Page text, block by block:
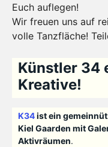
Euch auflegen!
Wir freuen uns auf
volle Tanzfläche!
Künstler 34
Kreative!
K34ist ein
Kiel Gaarden mit
Aktivräumen.